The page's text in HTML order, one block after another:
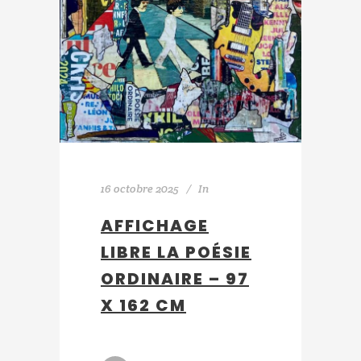
16 octobre 2025 In
AFFICHAGE
LIBRE LA POÉSIE
ORDINAIRE – 97
X 162 CM